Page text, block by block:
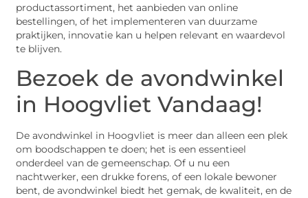
productassortiment, het aanbieden van online
bestellingen, of het implementeren van duurzame
praktijken, innovatie kan u helpen relevant en waardevol
te blijven.
Bezoek de avondwinkel
in Hoogvliet Vandaag!
De avondwinkel in Hoogvliet is meer dan alleen een plek
om boodschappen te doen; het is een essentieel
onderdeel van de gemeenschap. Of u nu een
nachtwerker, een drukke forens, of een lokale bewoner
bent, de avondwinkel biedt het gemak, de kwaliteit, en de